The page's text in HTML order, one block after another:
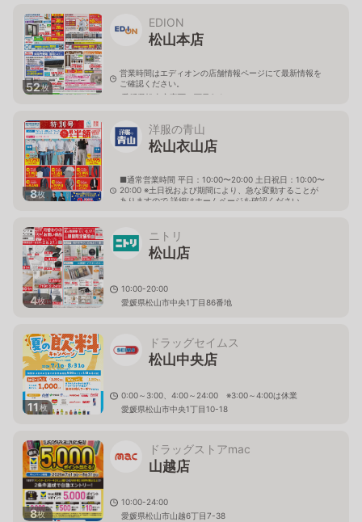
52枚
EDION
松山本店
営業時間はエディオンの店舗情報ページにて最新情報を
ご確認ください。
愛媛県松山市宮西一丁目3-1
8枚
洋服の青山
松山衣山店
■通常営業時間 平日：10:00〜20:00 土日祝日：10:00〜
20:00 ※土日祝および期間により、急な変動することが
ありますので 詳細はホームページを確認ください
4枚
ニトリ
松山店
10:00-20:00
愛媛県松山市中央1丁目86番地
11枚
ドラッグセイムス
松山中央店
0:00～3:00、4:00～24:00 ※3:00～4:00は休業
愛媛県松山市中央1丁目10-18
8枚
ドラッグストアmac
山越店
10:00-24:00
愛媛県松山市山越6丁目7-38